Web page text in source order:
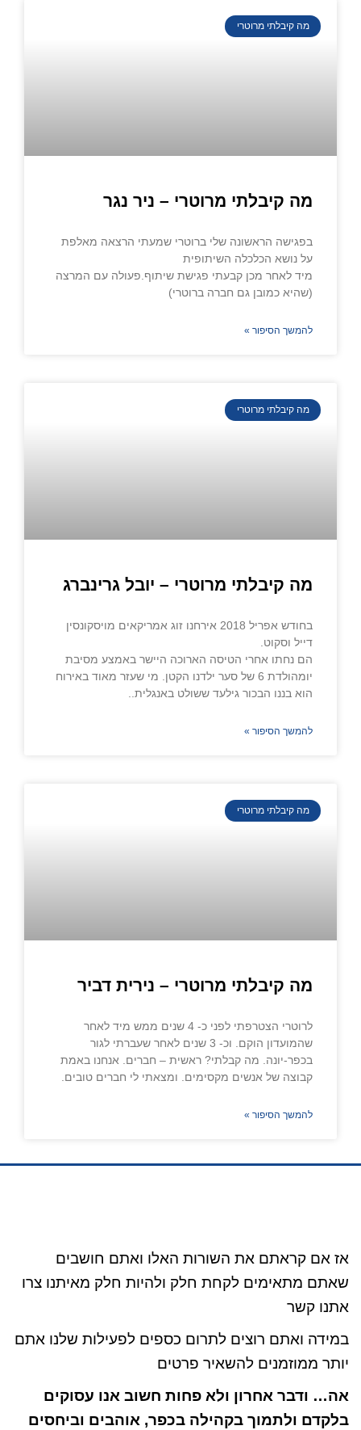
מה קיבלתי מרוטרי
מה קיבלתי מרוטרי – ניר נגר
בפגישה הראשונה שלי ברוטרי שמעתי הרצאה מאלפת
על נושא הכלכלה השיתופית
מיד לאחר מכן קבעתי פגישת שיתוף.פעולה עם המרצה
(שהיא כמובן גם חברה ברוטרי)
להמשך הסיפור »
מה קיבלתי מרוטרי
מה קיבלתי מרוטרי – יובל גרינברג
בחודש אפריל 2018 אירחנו זוג אמריקאים מויסקונסין
דייל וסקוט.
הם נחתו אחרי הטיסה הארוכה היישר באמצע מסיבת
יומהולדת 6 של סער ילדנו הקטן. מי שעזר מאוד באירוח
הוא בננו הבכור גילעד ששולט באנגלית..
להמשך הסיפור »
מה קיבלתי מרוטרי
מה קיבלתי מרוטרי – נירית דביר
לרוטרי הצטרפתי לפני כ- 4 שנים ממש מיד לאחר
שהמועדון הוקם. וכ- 3 שנים לאחר שעברתי לגור
בכפר-יונה. מה קבלתי? ראשית – חברים. אנחנו באמת
קבוצה של אנשים מקסימים. ומצאתי לי חברים טובים.
להמשך הסיפור »
אז אם קראתם את השורות האלו ואתם חושבים
שאתם מתאימים לקחת חלק ולהיות חלק מאיתנו צרו
אתנו קשר
במידה ואתם רוצים לתרום כספים לפעילות שלנו אתם
יותר ממוזמנים להשאיר פרטים
אה… ודבר אחרון ולא פחות חשוב אנו עסוקים
בלקדם ולתמוך בקהילה בכפר, אוהבים וביחסים